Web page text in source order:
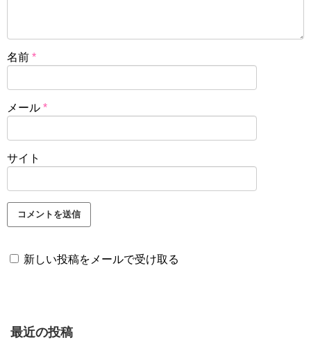
名前 *
メール *
サイト
新しい投稿をメールで受け取る
最近の投稿